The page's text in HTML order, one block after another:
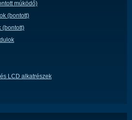
múködő)
(bontott)
(bontott)
LCD alkatrészek